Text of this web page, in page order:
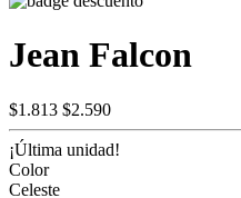
Jean Falcon
$1.813 $2.590
¡Última unidad!
Color
Celeste